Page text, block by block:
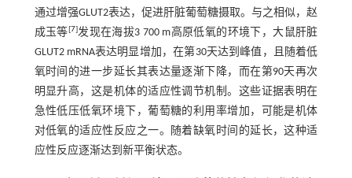
通过增强GLUT2表达，促进肝脏葡萄糖摄取。与之相似，赵
成玉等[7]发现在海拔3 700 m高原低氧的环境下，大鼠肝脏
GLUT2 mRNA表达明显增加，在第30天达到峰值，且随着低
氧时间的进一步延长其表达量逐渐下降，而在第90天再次
明显升高，这是机体的适应性调节机制。这些证据表明在
急性低压低氧环境下，葡萄糖的利用率增加，可能是机体
对低氧的适应性反应之一。随着缺氧时间的延长，这种适
应性反应逐渐达到新平衡状态。